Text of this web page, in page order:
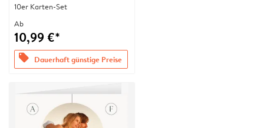
10er Karten-Set
Ab
10,99 €*
offers Dauerhaft günstige Preise